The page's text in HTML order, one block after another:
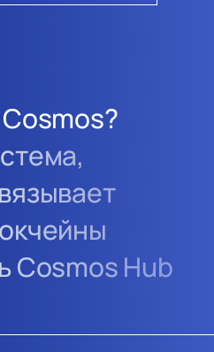
Cosmos Hub